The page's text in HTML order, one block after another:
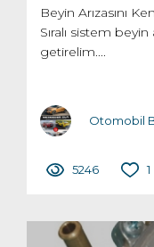
Beyin Arızasını
Sıralı sistem beyin
getirelim....
Otomobil
5246 1